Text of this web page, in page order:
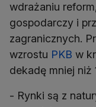
wdrażaniu
gospodarczy i
zagranicznych.
wzrostu PKB w
dekadę mniej niż
- Rynki są z